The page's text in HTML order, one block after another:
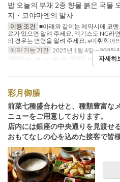
밥 오늘의 부채 2종 향물 붉은 국물
지・코야마엔의 말차
이용 조건 ■아래와 같이는 예약시에 코
료가 있으면 알려 주세요. 엑기스도 NG라
의 경우는 연령을 알려 주세요. ※미취학아
예약 가능 기간 2025년 1월 4일 ~ 2025
요일
월, 화, 수, 목, 금 식사 점심 주문
자세히
彩月御膳
前菜七種盛合わせと、種類豊富な
ニューをご用意しております。
店内には銀座の中央通りを見渡せ
おもてなしの心を込めた接客で皆